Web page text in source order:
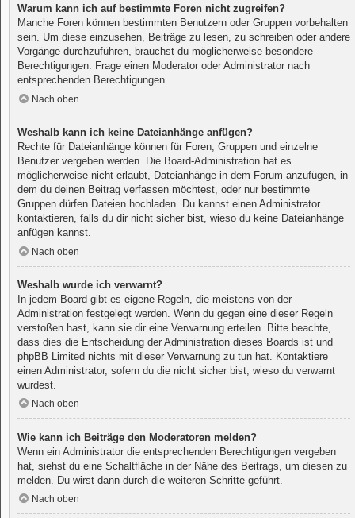
Warum kann ich auf bestimmte Foren nicht zugreifen?
Manche Foren können bestimmten Benutzern oder Gruppen vorbehalten
sein. Um diese einzusehen, Beiträge zu lesen, zu schreiben oder andere
Vorgänge durchzuführen, brauchst du möglicherweise besondere
Berechtigungen. Frage einen Moderator oder Administrator nach
entsprechenden Berechtigungen.
Nach oben
Weshalb kann ich keine Dateianhänge anfügen?
Rechte für Dateianhänge können für Foren, Gruppen und einzelne
Benutzer vergeben werden. Die Board-Administration hat es
möglicherweise nicht erlaubt, Dateianhänge in dem Forum anzufügen, in
dem du deinen Beitrag verfassen möchtest, oder nur bestimmte
Gruppen dürfen Dateien hochladen. Du kannst einen Administrator
kontaktieren, falls du dir nicht sicher bist, wieso du keine Dateianhänge
anfügen kannst.
Nach oben
Weshalb wurde ich verwarnt?
In jedem Board gibt es eigene Regeln, die meistens von der
Administration festgelegt werden. Wenn du gegen eine dieser Regeln
verstoßen hast, kann sie dir eine Verwarnung erteilen. Bitte beachte,
dass dies die Entscheidung der Administration dieses Boards ist und
phpBB Limited nichts mit dieser Verwarnung zu tun hat. Kontaktiere
einen Administrator, sofern du die nicht sicher bist, wieso du verwarnt
wurdest.
Nach oben
Wie kann ich Beiträge den Moderatoren melden?
Wenn ein Administrator die entsprechenden Berechtigungen vergeben
hat, siehst du eine Schaltfläche in der Nähe des Beitrags, um diesen zu
melden. Du wirst dann durch die weiteren Schritte geführt.
Nach oben